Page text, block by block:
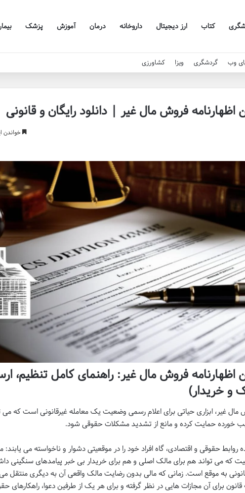
کتاب ارز دیجیتال داروخانه درمان آموزش پزشک
وب گردشگری ویزا کشاورزی
اظهارنامه فروش مال غیر | دانلود رایگان و قانونی
خواندن این مطلب
اظهارنامه فروش مال غیر: راهنمای کامل تنظیم،
و خریدار)
مال غیر، ابزاری حیاتی برای اعلام رسمی وضعیت یک معامله غیرقانونی است که می
خورده حمایت کرده و مانع از تشدید مشکلات حقوقی شود.
روابط حقوقی و اقتصادی، گاه افراد خود را در موقعیتی دشوار و ناخواسته می
که می تواند هم برای مالک اصلی و هم برای خریدار بی خبر پیامدهای سنگینی
به موقع است. زمانی که مالی بدون رضایت مالک واقعی آن به دیگری منتقل
برای آن مجازات هایی در نظر گرفته و برای هر یک از طرفین دعوا،